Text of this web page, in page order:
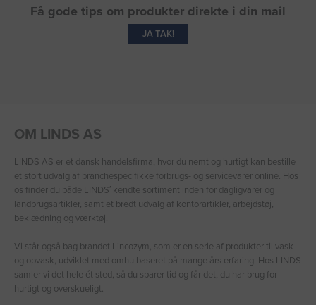
Få gode tips om produkter direkte i din mail
JA TAK!
OM LINDS AS
LINDS AS er et dansk handelsfirma, hvor du nemt og hurtigt kan bestille
et stort udvalg af branchespecifikke forbrugs- og servicevarer online. Hos
os finder du både LINDS′ kendte sortiment inden for dagligvarer og
landbrugsartikler, samt et bredt udvalg af kontorartikler, arbejdstøj,
beklædning og værktøj.
Vi står også bag brandet Lincozym, som er en serie af produkter til vask
og opvask, udviklet med omhu baseret på mange års erfaring. Hos LINDS
samler vi det hele ét sted, så du sparer tid og får det, du har brug for –
hurtigt og overskueligt.